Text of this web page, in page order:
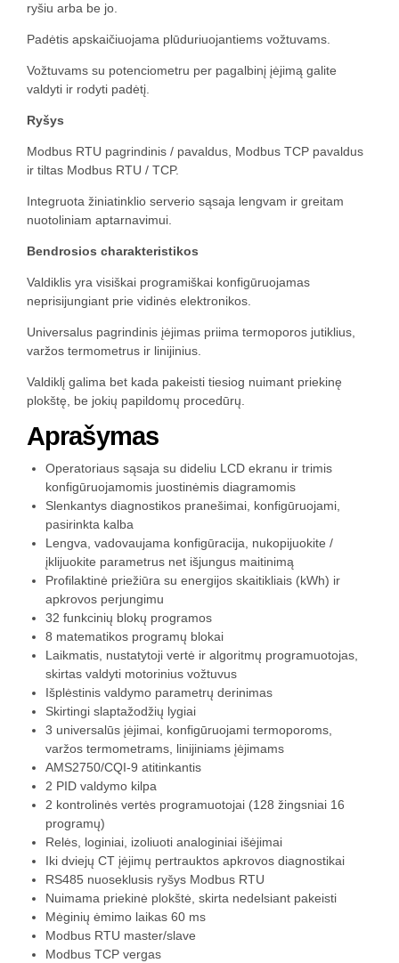
ryšiu arba be jo.
Padėtis apskaičiuojama plūduriuojantiems vožtuvams.
Vožtuvams su potenciometru per pagalbinį įėjimą galite
valdyti ir rodyti padėtį.
Ryšys
Modbus RTU pagrindinis / pavaldus, Modbus TCP pavaldus
ir tiltas Modbus RTU / TCP.
Integruota žiniatinklio serverio sąsaja lengvam ir greitam
nuotoliniam aptarnavimui.
Bendrosios charakteristikos
Valdiklis yra visiškai programiškai konfigūruojamas
neprisijungiant prie vidinės elektronikos.
Universalus pagrindinis įėjimas priima termoporos jutiklius,
varžos termometrus ir linijinius.
Valdiklį galima bet kada pakeisti tiesiog nuimant priekinę
plokštę, be jokių papildomų procedūrų.
Aprašymas
Operatoriaus sąsaja su dideliu LCD ekranu ir trimis
konfigūruojamomis juostinėmis diagramomis
Slenkantys diagnostikos pranešimai, konfigūruojami,
pasirinkta kalba
Lengva, vadovaujama konfigūracija, nukopijuokite /
įklijuokite parametrus net išjungus maitinimą
Profilaktinė priežiūra su energijos skaitikliais (kWh) ir
apkrovos perjungimu
32 funkcinių blokų programos
8 matematikos programų blokai
Laikmatis, nustatytoji vertė ir algoritmų programuotojas,
skirtas valdyti motorinius vožtuvus
Išplėstinis valdymo parametrų derinimas
Skirtingi slaptažodžių lygiai
3 universalūs įėjimai, konfigūruojami termoporoms,
varžos termometrams, linijiniams įėjimams
AMS2750/CQI-9 atitinkantis
2 PID valdymo kilpa
2 kontrolinės vertės programuotojai (128 žingsniai 16
programų)
Relės, loginiai, izoliuoti analoginiai išėjimai
Iki dviejų CT įėjimų pertrauktos apkrovos diagnostikai
RS485 nuoseklusis ryšys Modbus RTU
Nuimama priekinė plokštė, skirta nedelsiant pakeisti
Mėginių ėmimo laikas 60 ms
Modbus RTU master/slave
Modbus TCP vergas